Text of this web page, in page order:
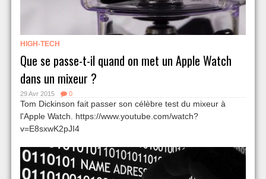
HIGH-TECH
Que se passe-t-il quand on met un Apple Watch
dans un mixeur ?
29 Avr 2015 0
Tom Dickinson fait passer son célèbre test du mixeur à
l'Apple Watch. https://www.youtube.com/watch?
v=E8sxwK2pJI4